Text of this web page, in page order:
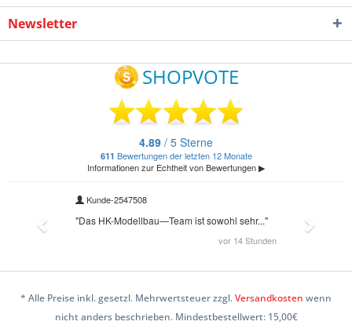
Newsletter
* Alle Preise inkl. gesetzl. Mehrwertsteuer zzgl.Versandkosten wenn
nicht anders beschrieben. Mindestbestellwert: 15,00€